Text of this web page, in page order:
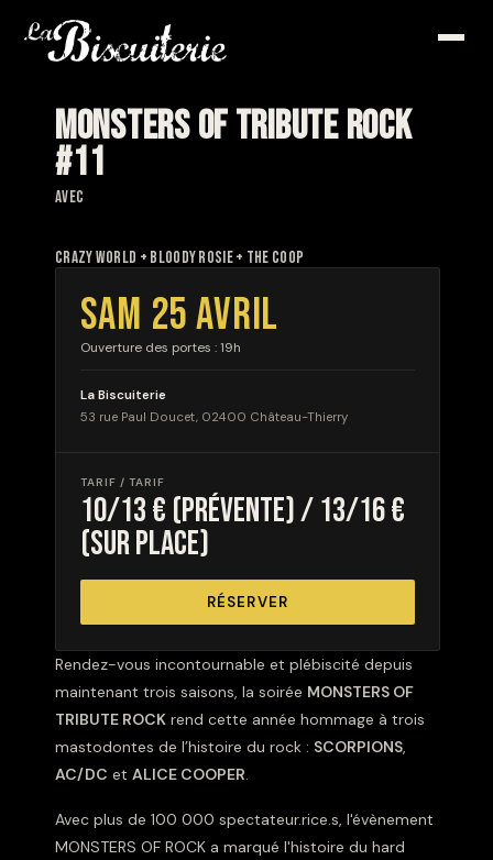
MONSTERS OF TRIBUTE ROCK
#11
avec
CRAZY WORLD + BLOODY ROSIE + THE COOP
Rendez-vous incontournable et plébiscité depuis
maintenant trois saisons, la soirée MONSTERS OF
TRIBUTE ROCK rend cette année hommage à trois
mastodontes de l’histoire du rock : SCORPIONS
AC/DC et ALICE COOPER
Avec plus de 100 000 spectateur.rice.s, l'évènement
MONSTERS OF ROCK a marqué l'histoire du hard
SAM 25 AVRIL
Ouverture des portes : 19h
La Biscuiterie
53 rue Paul Doucet, 02400 Château-Thierry
TARIF / TARIF
10/13 € (prévente) / 13/16 €
(sur place)
RÉSERVER